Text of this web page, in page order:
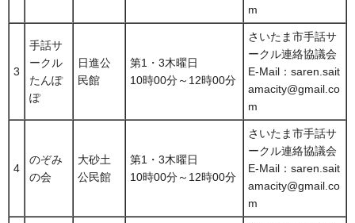
m
3
手話サ
ークル
たんぽ
ぽ
日進公
民館
第1・3木曜日
10時00分～12時00分
さいたま市手話サ
ークル連絡協議会
E-Mail：saren.sait
amacity@gmail.co
m
4
のぞみ
の会
大砂土
公民館
第1・3木曜日
10時00分～12時00分
さいたま市手話サ
ークル連絡協議会
E-Mail：saren.sait
amacity@gmail.co
m